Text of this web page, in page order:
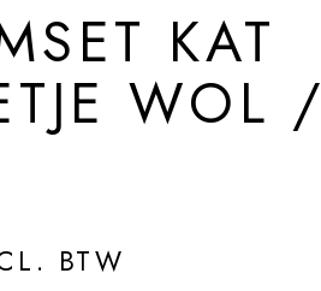
KAT
WOL /
BTW